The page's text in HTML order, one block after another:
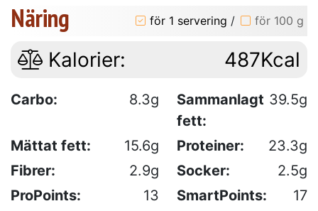
Näring för 1 servering / för 100 g
Kalorier: 487Kcal
Carbo: 8.3g
Sammanlagt
fett:
39.5g
Mättat fett: 15.6g Proteiner:
23.3g
Fibrer:
2.9g Socker:
2.5g
ProPoints:
13 SmartPoints: 17